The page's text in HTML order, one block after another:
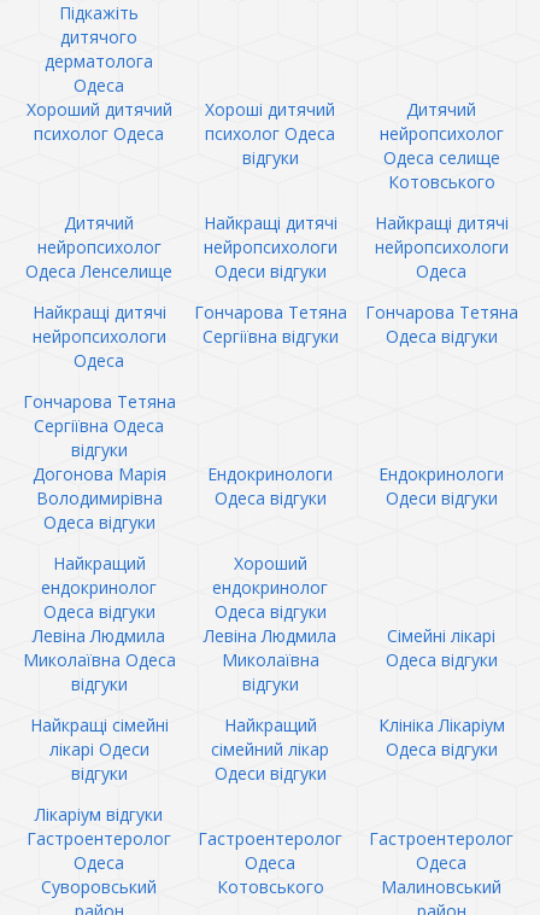
Підкажіть
дитячого
дерматолога
Одеса
Хороший дитячий
психолог Одеса
Хороші дитячий
психолог Одеса
відгуки
Дитячий
нейропсихолог
Одеса селище
Котовського
Дитячий
нейропсихолог
Одеса Ленселище
Найкращі дитячі
нейропсихологи
Одеси відгуки
Найкращі дитячі
нейропсихологи
Одеса
Найкращі дитячі
нейропсихологи
Одеса
Гончарова Тетяна
Сергіївна відгуки
Гончарова Тетяна
Одеса відгуки
Гончарова Тетяна
Сергіївна Одеса
відгуки
Догонова Марія
Володимирівна
Одеса відгуки
Ендокринологи
Одеса відгуки
Ендокринологи
Одеси відгуки
Найкращий
ендокринолог
Одеса відгуки
Хороший
ендокринолог
Одеса відгуки
Левіна Людмила
Миколаївна Одеса
відгуки
Левіна Людмила
Миколаївна
відгуки
Сімейні лікарі
Одеса відгуки
Найкращі сімейні
лікарі Одеси
відгуки
Найкращий
сімейний лікар
Одеси відгуки
Клініка Лікаріум
Одеса відгуки
Лікаріум відгуки
Гастроентеролог
Одеса
Суворовський
Гастроентеролог
Одеса
Котовського
Гастроентеролог
Одеса
Малиновський